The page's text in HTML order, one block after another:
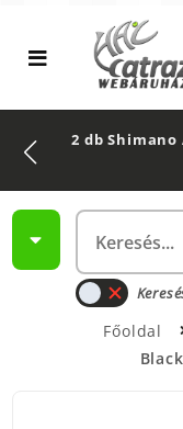
2 db
Főoldal